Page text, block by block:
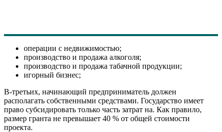
операции с недвижимостью;
производство и продажа алкоголя;
производство и продажа табачной продукции;
игорный бизнес;
В-третьих, начинающий предприниматель должен
располагать собственными средствами. Государство имеет
право субсидировать только часть затрат на. Как правило,
размер гранта не превышает 40 % от общей стоимости
проекта.